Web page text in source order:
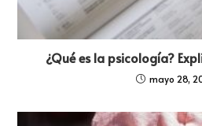
¿Qué es la psicología?
mayo 28,